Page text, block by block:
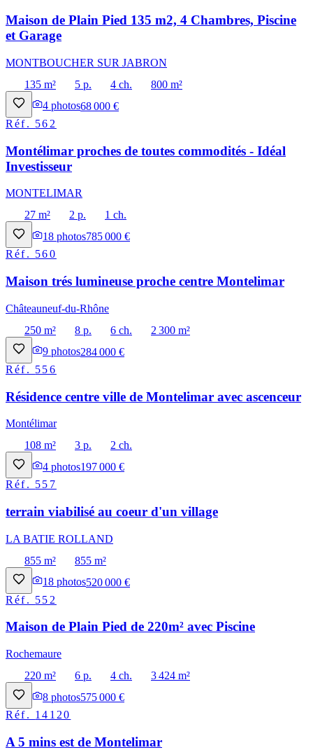
Maison de Plain Pied 135 m2, 4 Chambres, Piscine
et Garage
MONTBOUCHER SUR JABRON
135 m²
5 p. 4 ch.
800 m²
4 photos68 000 €
Réf. 562
Montélimar proches de toutes commodités - Idéal
Investisseur
MONTELIMAR
27 m²
2 p.
1 ch.
18 photos785 000 €
Réf. 560
Maison trés lumineuse proche centre Montelimar
Châteauneuf-du-Rhône
250 m²
8 p. 6 ch.
2 300 m²
9 photos284 000 €
Réf. 556
Résidence centre ville de Montelimar avec ascenceur
Montélimar
108 m²
3 p.
2 ch.
4 photos197 000 €
Réf. 557
terrain viabilisé au coeur d'un village
LA BATIE ROLLAND
855 m²
855 m²
18 photos520 000 €
Réf. 552
Maison de Plain Pied de 220m² avec Piscine
Rochemaure
220 m²
6 p. 4 ch.
3 424 m²
8 photos575 000 €
Réf. 14120
A 5 mins est de Montelimar